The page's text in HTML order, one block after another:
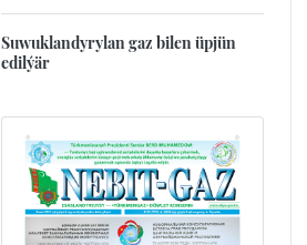
Suwuklandyrylan gaz bilen üpjün
edilýär